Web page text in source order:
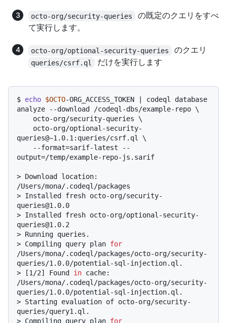
octo-org/security-queries
の既定のクエリをすべ
て実行します。
octo-org/optional-security-queries のクエリ
queries/csrf.ql だけを実行します
$ echo $OCTO-ORG_ACCESS_TOKEN | codeql database
analyze --download /codeql-dbs/example-repo \
queries@~1.0.1:queries/csrf.ql \
output=/temp/example-repo-js.sarif
> Download location:
/Users/mona/.codeql/packages
> Installed fresh octo-org/security-
queries@1.0.0
> Installed fresh octo-org/optional-security-
queries@1.0.2
> Running queries.
> Compiling query plan for
/Users/mona/.codeql/packages/octo-org/security-
queries/1.0.0/potential-sql-injection.ql.
>
[1/2] Found in cache:
/Users/mona/.codeql/packages/octo-org/security-
queries/1.0.0/potential-sql-injection.ql.
> Starting evaluation of octo-org/security-
queries/query1.ql.
> Compiling query plan for